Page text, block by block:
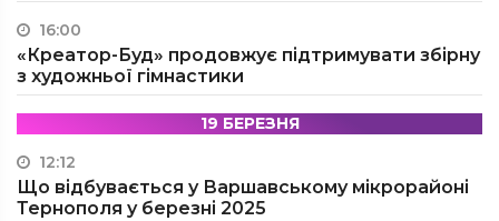
16:00
«Креатор-Буд» продовжує підтримувати збірну
з художньої гімнастики
19 БЕРЕЗНЯ
12:12
Що відбувається у Варшавському мікрорайоні
Тернополя у березні 2025